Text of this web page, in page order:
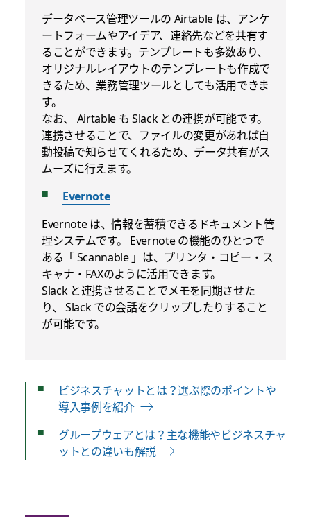
データベース管理ツールの Airtable は、アンケ
ートフォームやアイデア、連絡先などを共有す
ることができます。テンプレートも多数あり、
オリジナルレイアウトのテンプレートも作成で
きるため、業務管理ツールとしても活用できま
す。
なお、 Airtable も Slack との連携が可能です。
連携させることで、ファイルの変更があれば自
動投稿で知らせてくれるため、データ共有がス
ムーズに行えます。
Evernote
Evernote は、情報を蓄積できるドキュメント管
理システムです。 Evernote の機能のひとつで
ある「 Scannable 」は、プリンタ・コピー・ス
キャナ・FAXのように活用できます。
Slack と連携させることでメモを同期させた
り、 Slack での会話をクリップしたりすること
が可能です。
ビジネスチャットとは？選ぶ際のポイントや
導入事例を紹介
グループウェアとは？主な機能やビジネスチャ
ットとの違いも解説